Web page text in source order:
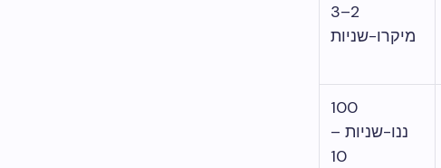
2–3
מיקרו-שניות
100
ננו-שניות –
10